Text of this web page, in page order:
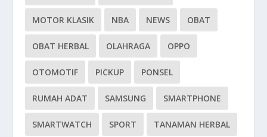
MOTOR KLASIK NBA NEWS OBAT
OBAT HERBAL OLAHRAGA OPPO
OTOMOTIF PICKUP PONSEL
RUMAH ADAT SAMSUNG SMARTPHONE
SMARTWATCH SPORT TANAMAN HERBAL